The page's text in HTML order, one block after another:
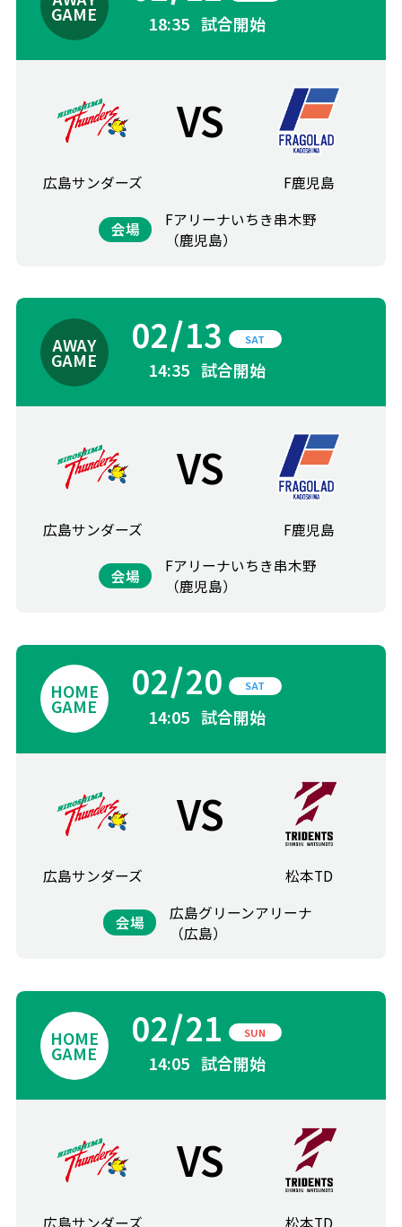
18:35 試合開始
広島サンダーズ
VS
F鹿児島
会場
Fアリーナいちき串木野
（鹿児島）
02 13 SAT
14:35 試合開始
広島サンダーズ
VS
F鹿児島
会場
Fアリーナいちき串木野
（鹿児島）
02 20 SAT
14:05 試合開始
広島サンダーズ
VS
松本TD
会場
広島グリーンアリーナ
（広島）
02 21 SUN
14:05 試合開始
広島サンダーズ
VS
松本TD